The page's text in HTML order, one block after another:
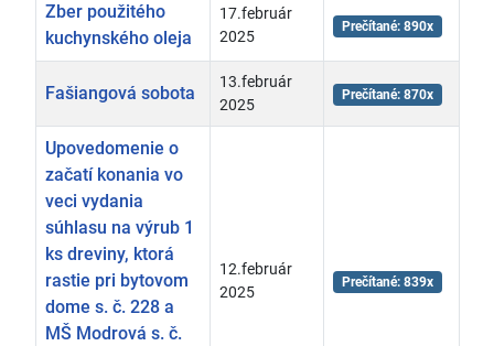
Zber použitého
kuchynského oleja
17.február
2025
Prečítané: 890x
Fašiangová sobota
13.február
2025
Prečítané: 870x
Upovedomenie o
začatí konania vo
veci vydania
súhlasu na výrub 1
ks dreviny, ktorá
rastie pri bytovom
dome s. č. 228 a
MŠ Modrová s. č.
12.február
2025
Prečítané: 839x